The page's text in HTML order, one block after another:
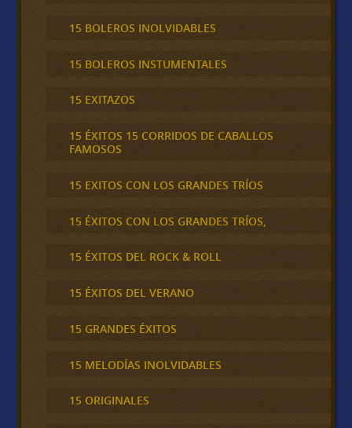
15 BOLEROS INOLVIDABLES
15 BOLEROS INSTUMENTALES
15 EXITAZOS
15 ÉXITOS 15 CORRIDOS DE CABALLOS
FAMOSOS
15 EXITOS CON LOS GRANDES TRÍOS
15 ÉXITOS CON LOS GRANDES TRÍOS,
15 ÉXITOS DEL ROCK & ROLL
15 ÉXITOS DEL VERANO
15 GRANDES ÉXITOS
15 MELODÍAS INOLVIDABLES
15 ORIGINALES